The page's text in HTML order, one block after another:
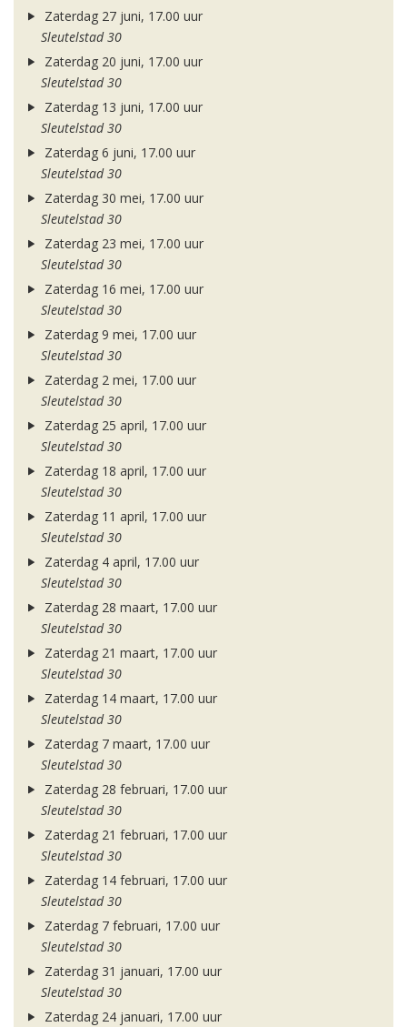
Zaterdag 27 juni, 17.00 uur
Sleutelstad 30
Zaterdag 20 juni, 17.00 uur
Sleutelstad 30
Zaterdag 13 juni, 17.00 uur
Sleutelstad 30
Zaterdag 6 juni, 17.00 uur
Sleutelstad 30
Zaterdag 30 mei, 17.00 uur
Sleutelstad 30
Zaterdag 23 mei, 17.00 uur
Sleutelstad 30
Zaterdag 16 mei, 17.00 uur
Sleutelstad 30
Zaterdag 9 mei, 17.00 uur
Sleutelstad 30
Zaterdag 2 mei, 17.00 uur
Sleutelstad 30
Zaterdag 25 april, 17.00 uur
Sleutelstad 30
Zaterdag 18 april, 17.00 uur
Sleutelstad 30
Zaterdag 11 april, 17.00 uur
Sleutelstad 30
Zaterdag 4 april, 17.00 uur
Sleutelstad 30
Zaterdag 28 maart, 17.00 uur
Sleutelstad 30
Zaterdag 21 maart, 17.00 uur
Sleutelstad 30
Zaterdag 14 maart, 17.00 uur
Sleutelstad 30
Zaterdag 7 maart, 17.00 uur
Sleutelstad 30
Zaterdag 28 februari, 17.00 uur
Sleutelstad 30
Zaterdag 21 februari, 17.00 uur
Sleutelstad 30
Zaterdag 14 februari, 17.00 uur
Sleutelstad 30
Zaterdag 7 februari, 17.00 uur
Sleutelstad 30
Zaterdag 31 januari, 17.00 uur
Sleutelstad 30
Zaterdag 24 januari, 17.00 uur